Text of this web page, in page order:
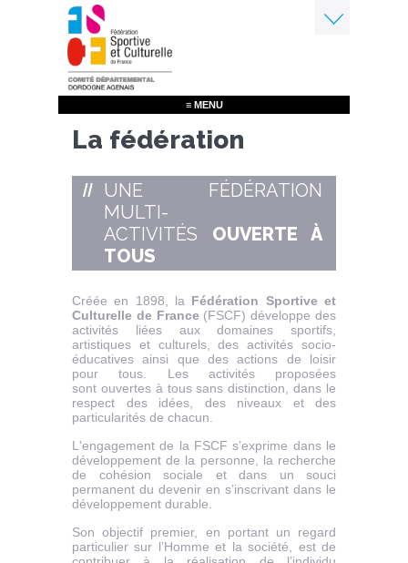
Aller
au
contenu
principal
≡ MENU
La fédération
UNE FÉDÉRATION
MULTI-
ACTIVITÉS OUVERTE À
TOUS
Créée en 1898, la Fédération Sportive et
Culturelle de France(FSCF) développe des
activités liées aux domaines sportifs,
artistiques et culturels, des activités socio-
éducatives ainsi que des actions de loisir
pour tous. Les activités proposées
sont ouvertes à tous sans distinction, dans le
respect des idées, des niveaux et des
particularités de chacun.
L'engagement de la FSCF s’exprime dans le
développement de la personne, la recherche
de cohésion sociale et dans un souci
permanent du devenir en s’inscrivant dans le
développement durable.
Son objectif premier, en portant un regard
particulier sur l’Homme et la société, est de